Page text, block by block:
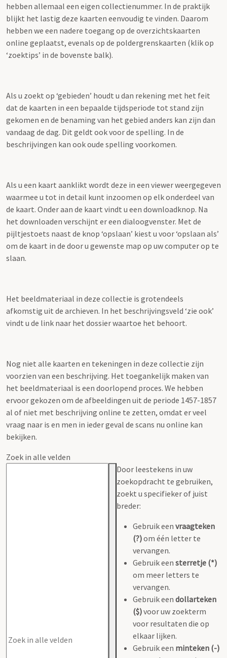
hebben allemaal een eigen collectienummer. In de praktijk
blijkt het lastig deze kaarten eenvoudig te vinden. Daarom
hebben we een nadere toegang op de overzichtskaarten
online geplaatst, evenals op de poldergrenskaarten (klik op
‘zoektips’ in de bovenste balk).
Als u zoekt op ‘gebieden’ houdt u dan rekening met het feit
dat de kaarten in een bepaalde tijdsperiode tot stand zijn
gekomen en de benaming van het gebied anders kan zijn dan
vandaag de dag. Dit geldt ook voor de spelling. In de
beschrijvingen kan ook oude spelling voorkomen.
Als u een kaart aanklikt wordt deze in een viewer weergegeven
waarmee u tot in detail kunt inzoomen op elk onderdeel van
de kaart. Onder aan de kaart vindt u een downloadknop. Na
het downloaden verschijnt er een dialoogvenster. Met de
pijltjestoets naast de knop ‘opslaan’ kiest u voor ‘opslaan als’
om de kaart in de door u gewenste map op uw computer op te
slaan.
Het beeldmateriaal in deze collectie is grotendeels
afkomstig uit de archieven. In het beschrijvingsveld ‘zie ook’
vindt u de link naar het dossier waartoe het behoort.
Nog niet alle kaarten en tekeningen in deze collectie zijn
voorzien van een beschrijving. Het toegankelijk maken van
het beeldmateriaal is een doorlopend proces. We hebben
ervoor gekozen om de afbeeldingen uit de periode 1457-1857
al of niet met beschrijving online te zetten, omdat er veel
vraag naar is en men in ieder geval de scans nu online kan
bekijken.
Zoek in alle velden
Door leestekens in uw
zoekopdracht te gebruiken,
zoekt u specifieker of juist
breder:
Gebruik een vraagteken
(?)om één letter te
vervangen.
Gebruik een sterretje (*)
om meer letters te
vervangen.
Gebruik een dollarteken
($)voor uw zoekterm
voor resultaten die op
elkaar lijken.
Gebruik een minteken (-)